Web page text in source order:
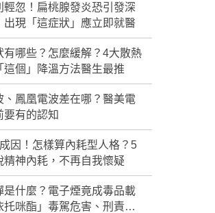
輕忽！扁桃腺發炎恐引發深
出現「這症狀」應立即就醫
有哪些？怎麼緩解？4大散熱
這個」降溫方法醫生最推
、鳳凰電波差在哪？醫美電
要有的認知
因！怎樣算內耗型人格？5
精神內耗，不再自我懷疑
是什麼？電子煙竟成毒品載
托咪酯」毒駕危害、刑責與